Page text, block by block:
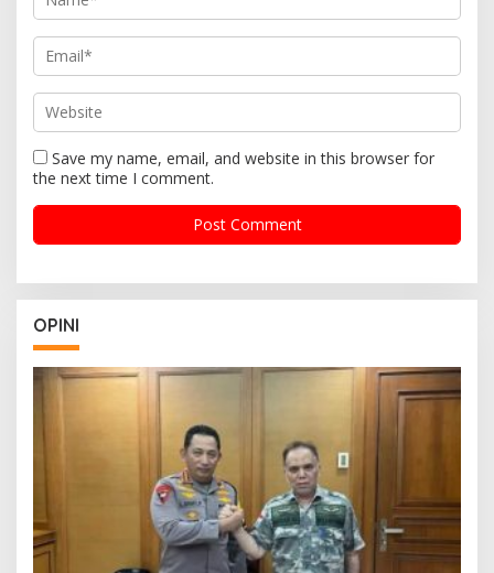
Save my name, email, and website in this browser for
the next time I comment.
OPINI